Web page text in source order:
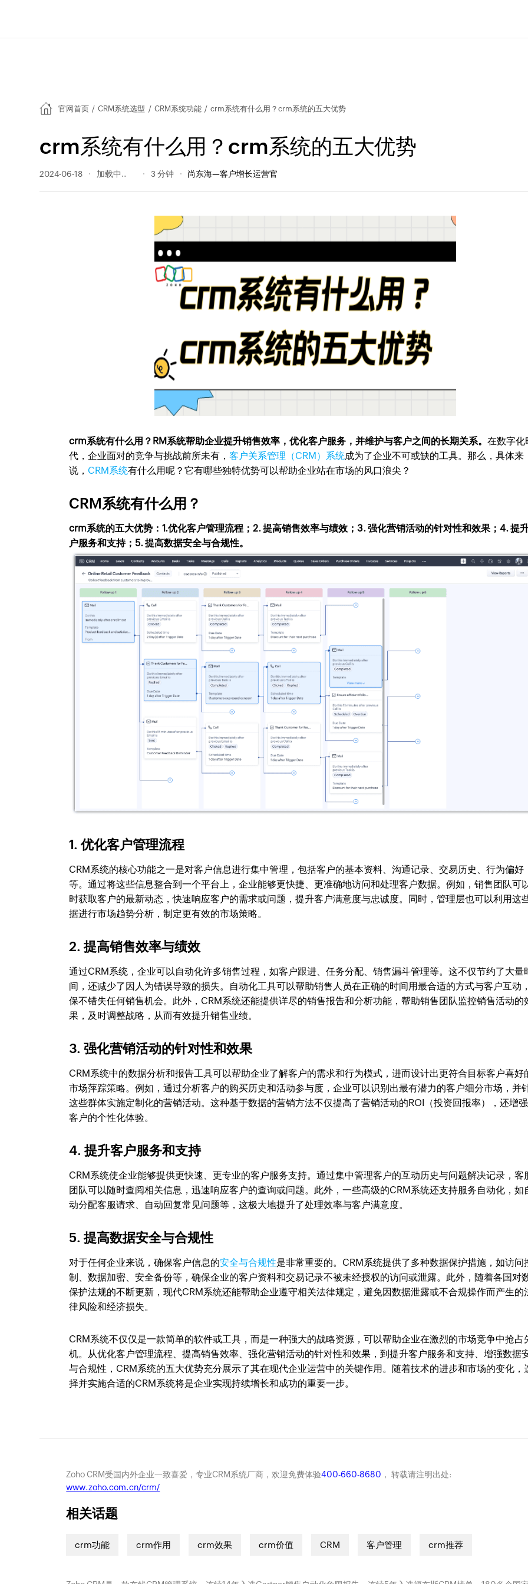
官网首页 / CRM系统选型 / CRM系统功能 / crm系统有什么用？crm系统的五大优势
crm系统有什么用？crm系统的五大优势
2024-06-18 373 阅读量 3 分钟 尚东海—客户增长运营官
crm系统有什么用？RM系统帮助企业提升销售效率，优化客户服务，并维护与客户之间的长期关系。在数字化
代，企业面对的竞争与挑战前所未有，客户关系管理（CRM）系统成为了企业不可或缺的工具。那么，具体来
说， CRM系统有什么用呢？它有哪些独特优势可以帮助企业站在市场的风口浪尖？
CRM系统有什么用？
crm系统的五大优势：1.优化客户管理流程；2. 提高销售效率与绩效；3. 强化营销活动的针对性和效果；4. 提
户服务和支持；5. 提高数据安全与合规性。
1. 优化客户管理流程
CRM系统的核心功能之一是对客户信息进行集中管理，包括客户的基本资料、沟通记录、交易历史、行为偏好
等。通过将这些信息整合到一个平台上，企业能够更快捷、更准确地访问和处理客户数据。例如，销售团队可
时获取客户的最新动态，快速响应客户的需求或问题，提升客户满意度与忠诚度。同时，管理层也可以利用这
据进行市场趋势分析，制定更有效的市场策略。
2. 提高销售效率与绩效
通过CRM系统，企业可以自动化许多销售过程，如客户跟进、任务分配、销售漏斗管理等。这不仅节约了大量
间，还减少了因人为错误导致的损失。自动化工具可以帮助销售人员在正确的时间用最合适的方式与客户互动
保不错失任何销售机会。此外，CRM系统还能提供详尽的销售报告和分析功能，帮助销售团队监控销售活动的
果，及时调整战略，从而有效提升销售业绩。
3. 强化营销活动的针对性和效果
CRM系统中的数据分析和报告工具可以帮助企业了解客户的需求和行为模式，进而设计出更符合目标客户喜好
市场萍踪策略。例如，通过分析客户的购买历史和活动参与度，企业可以识别出最有潜力的客户细分市场，并
这些群体实施定制化的营销活动。这种基于数据的营销方法不仅提高了营销活动的ROI（投资回报率），还增
客户的个性化体验。
4. 提升客户服务和支持
CRM系统使企业能够提供更快速、更专业的客户服务支持。通过集中管理客户的互动历史与问题解决记录，客
团队可以随时查阅相关信息，迅速响应客户的查询或问题。此外，一些高级的CRM系统还支持服务自动化，如
动分配客服请求、自动回复常见问题等，这极大地提升了处理效率与客户满意度。
5. 提高数据安全与合规性
对于任何企业来说，确保客户信息的安全与合规性是非常重要的。CRM系统提供了多种数据保护措施，如访问
制、数据加密、安全备份等，确保企业的客户资料和交易记录不被未经授权的访问或泄露。此外，随着各国对
保护法规的不断更新，现代CRM系统还能帮助企业遵守相关法律规定，避免因数据泄露或不合规操作而产生的
律风险和经济损失。
CRM系统不仅仅是一款简单的软件或工具，而是一种强大的战略资源，可以帮助企业在激烈的市场竞争中抢占
机。从优化客户管理流程、提高销售效率、强化营销活动的针对性和效果，到提升客户服务和支持、增强数据
与合规性，CRM系统的五大优势充分展示了其在现代企业运营中的关键作用。随着技术的进步和市场的变化，
择并实施合适的CRM系统将是企业实现持续增长和成功的重要一步。
Zoho CRM受国内外企业一致喜爱，专业CRM系统厂商，欢迎免费体验400-660-8680 ， 转载请注明出处:
www.zoho.com.cn/crm/
相关话题
crm功能 crm作用 crm效果 crm价值 CRM 客户管理 crm推荐